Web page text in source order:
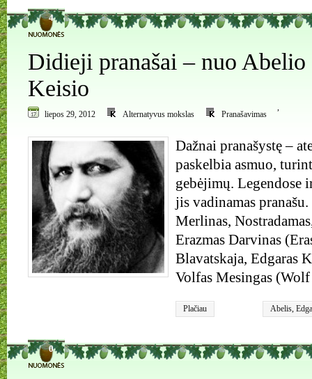
Jelena
4
Didieji pranašai – nuo
Keisio
liepos 29, 2012 Alternatyvus mokslas
,
Pranašavimas
Dažnai pranašystę –
paskelbia asmuo,
gebėjimų. Legendose
jis vadinamas
Merlinas,
Erazmas Darvinas
Blavatskaja, Edgaras
Volfas Mesingas
Plačiau Abelis,
Jelena
0